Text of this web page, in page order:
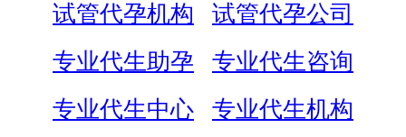
试管代孕机构
试管代孕公司
专业代生助孕
专业代生咨询
专业代生中心
专业代生机构